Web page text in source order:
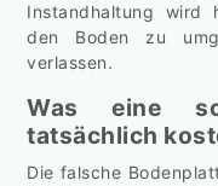
Instandhaltung wird
den Boden zu
verlassen.
Was eine
tatsächlich
Die falsche